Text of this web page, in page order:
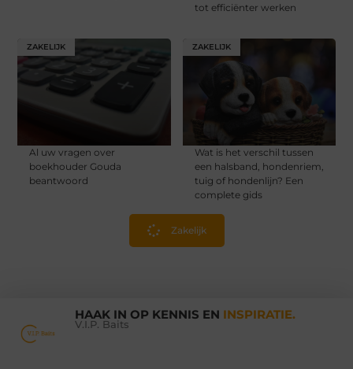
tot efficiënter werken
ZAKELIJK
Al uw vragen over
boekhouder Gouda
beantwoord
ZAKELIJK
Wat is het verschil tussen
een halsband, hondenriem,
tuig of hondenlijn? Een
complete gids
Zakelijk
HAAK IN OP KENNIS EN INSPIRATIE.
V.I.P. Baits